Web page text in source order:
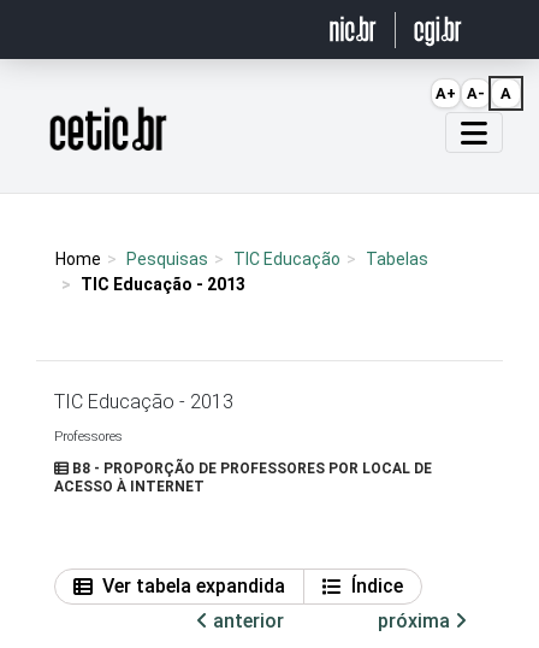
Página inicial
Home Pesquisas TIC Educação
Tabelas
TIC Educação - 2013
TIC Educação - 2013
Professores
B8 - PROPORÇÃO DE PROFESSORES POR LOCAL DE
ACESSO À INTERNET
Ver tabela expandida
Índice
anterior
próxima
A+ A- A